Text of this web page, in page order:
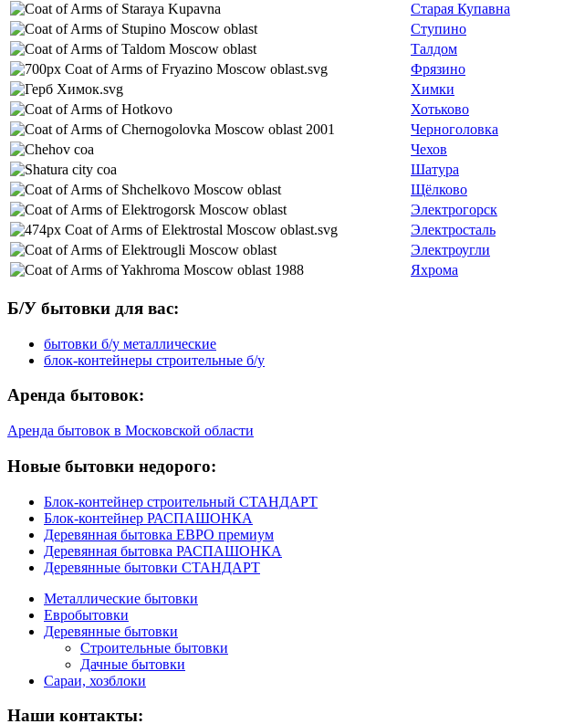
Старая Купавна
Ступино
Талдом
Фрязино
Химки
Хотьково
Черноголовка
Чехов
Шатура
Щёлково
Электрогорск
Электросталь
Электроугли
Яхрома
Б/У бытовки для вас:
бытовки б/у металлические
блок-контейнеры строительные б/у
Аренда бытовок:
Аренда бытовок в Московской области
Новые бытовки недорого:
Блок-контейнер строительный СТАНДАРТ
Блок-контейнер РАСПАШОНКА
Деревянная бытовка ЕВРО премиум
Деревянная бытовка РАСПАШОНКА
Деревянные бытовки СТАНДАРТ
Металлические бытовки
Евробытовки
Деревянные бытовки
Строительные бытовки
Дачные бытовки
Сараи, хозблоки
Наши контакты: